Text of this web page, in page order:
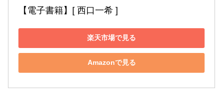
【電子書籍】[ 西口一希 ]
楽天市場で見る
Amazonで見る